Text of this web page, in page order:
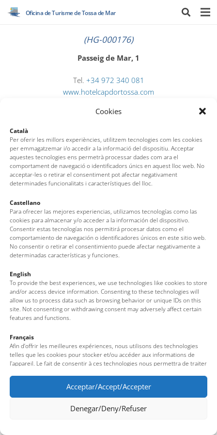
Cookies
Català
Per oferir les millors experiències, utilitzem tecnologies com les cookies
per emmagatzemar i/o accedir a la informació del dispositiu. Acceptar
aquestes tecnologies ens permetrà processar dades com ara el
comportament de navegació o identificadors únics en aquest lloc web. No
acceptar-les o retirar el consentiment pot afectar negativament
determinades funcionalitats i característiques del lloc.
Castellano
Para ofrecer las mejores experiencias, utilizamos tecnologías como las
cookies para almacenar y/o acceder a la información del dispositivo.
Consentir estas tecnologías nos permitirá procesar datos como el
comportamiento de navegación o identificadores únicos en este sitio web.
No consentir o retirar el consentimiento puede afectar negativamente a
determinadas características y funciones.
English
To provide the best experiences, we use technologies like cookies to store
and/or access device information. Consenting to these technologies will
allow us to process data such as browsing behavior or unique IDs on this
site. Not consenting or withdrawing consent may adversely affect certain
features and functions.
Français
Afin d’offrir les meilleures expériences, nous utilisons des technologies
telles que les cookies pour stocker et/ou accéder aux informations de
l’appareil. Le fait de consentir à ces technologies nous permettra de traiter
uniques sur ce site. Le fait de ne pas consentir ou de retirer son
consentement peut avoir un effet négatif sur certaines fonctionnalités et
caractéristiques du site.
Acceptar/Accept/Accepter
Denegar/Deny/Refuser
Oficina de Turisme de Tossa de Mar
(HG-000176)
Passeig de Mar, 1
Tel. +34 972 340 081
www.hotelcapdortossa.com
Av. del Pelegrí, 25 – Edifici La Nau · 17320 – Tossa de Mar
(Girona – Costa Brava)
Tel: + 00 34 972 340 108 · Mail: info@visittossa.com
Nota legal· Política de cookies·Protecció de dades